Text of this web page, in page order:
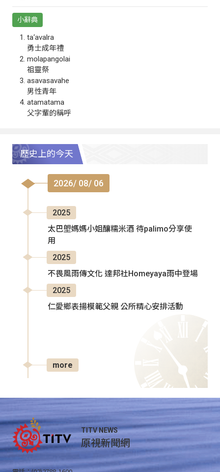
小辭典
ta‘avalra
勇士成年禮
molapangolai
祖靈祭
asavasavahe
男性青年
atamatama
父字輩的稱呼
歷史上的今天
2026/ 08/ 06
2025
太巴塱媽媽小姐釀糯米酒 待palimo分享使
用
2025
不畏風雨傳文化 達邦社Homeyaya雨中登場
2025
仁愛鄉表揚模範父親 公所精心安排活動
more
TITV NEWS
原視新聞網